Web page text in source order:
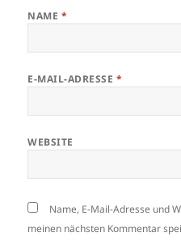
NAME *
E-MAIL-ADRESSE *
WEBSITE
Name, E-Mail-Adresse und
meinen nächsten Kommentar